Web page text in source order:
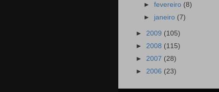
►fevereiro (8)
► janeiro (7)
► 2009 (105)
► 2008 (115)
► 2007 (28)
► 2006 (23)